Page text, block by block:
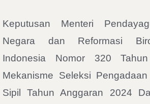
Keputusan Menteri
Negara dan Reformasi
Indonesia Nomor 320
Mekanisme Seleksi
Sipil Tahun Anggaran 2024